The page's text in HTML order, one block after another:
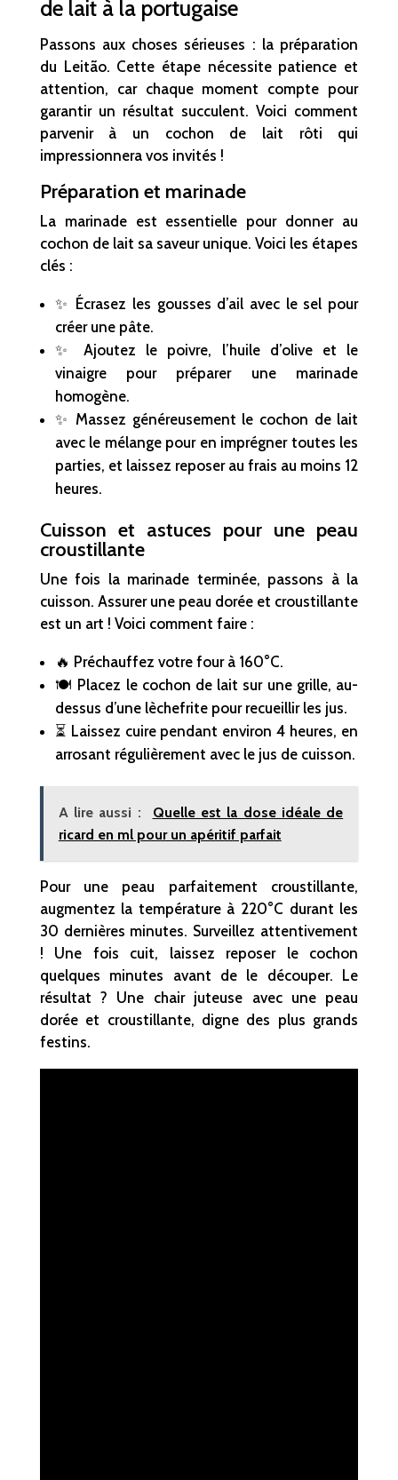
de lait à la portugaise
Passons aux choses sérieuses : la préparation
du Leitão. Cette étape nécessite patience et
attention, car chaque moment compte pour
garantir un résultat succulent. Voici comment
parvenir à un cochon de lait rôti qui
impressionnera vos invités !
Préparation et marinade
La marinade est essentielle pour donner au
cochon de lait sa saveur unique. Voici les étapes
clés :
✨ Écrasez les gousses d’ail avec le sel pour
créer une pâte.
✨ Ajoutez le poivre, l’huile d’olive et le
vinaigre pour préparer une marinade
homogène.
✨ Massez généreusement le cochon de lait
avec le mélange pour en imprégner toutes les
parties, et laissez reposer au frais au moins 12
heures.
Cuisson et astuces pour une peau
croustillante
Une fois la marinade terminée, passons à la
cuisson. Assurer une peau dorée et croustillante
est un art ! Voici comment faire :
🔥 Préchauffez votre four à 160°C.
🍽 Placez le cochon de lait sur une grille, au-
dessus d’une lèchefrite pour recueillir les jus.
⏳ Laissez cuire pendant environ 4 heures, en
arrosant régulièrement avec le jus de cuisson.
A lire aussi :
Quelle est la dose idéale de
ricard en ml pour un apéritif parfait
Pour une peau parfaitement croustillante,
augmentez la température à 220°C durant les
30 dernières minutes. Surveillez attentivement
! Une fois cuit, laissez reposer le cochon
quelques minutes avant de le découper. Le
résultat ? Une chair juteuse avec une peau
dorée et croustillante, digne des plus grands
festins.